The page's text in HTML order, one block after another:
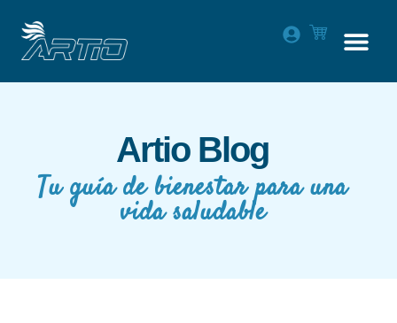
Artio Blog
Tu guía de bienestar para una
vida saludable